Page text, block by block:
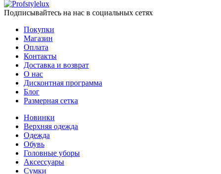
Подписывайтесь на нас в социальных сетях
Покупки
Магазин
Оплата
Контакты
Доставка и возврат
О нас
Дисконтная программа
Блог
Размерная сетка
Новинки
Верхняя одежда
Одежда
Обувь
Головные уборы
Аксессуары
Сумки